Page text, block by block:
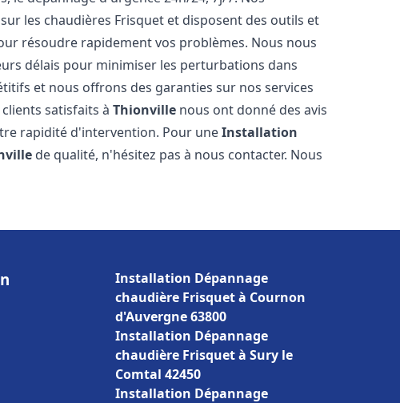
les chaudières Frisquet et disposent des outils et
résoudre rapidement vos problèmes. Nous nous
délais pour minimiser les perturbations dans
et nous offrons des garanties sur nos services
satisfaits àThionville nous ont donné des avis
rapidité d'intervention. Pour uneInstallation
de qualité, n'hésitez pas à nous contacter. Nous
Installation Dépannage
chaudière Frisquet à Cournon
d'Auvergne 63800
Installation Dépannage
chaudière Frisquet à Sury le
Comtal 42450
Installation Dépannage